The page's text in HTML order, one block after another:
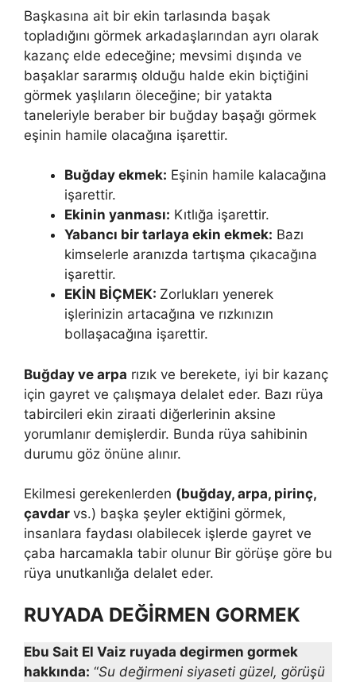
Başkasına ait bir ekin tarlasında başak
topladığını görmek arkadaşlarından ayrı olarak
kazanç elde edeceğine; mevsimi dışında ve
başaklar sararmış olduğu halde ekin biçtiğini
görmek yaşlıların öleceğine; bir yatakta
taneleriyle beraber bir buğday başağı gör­mek
eşinin hamile olacağına işarettir.
Buğday ekmek: Eşinin hamile kalacağına
işarettir.
Ekinin yanması: Kıtlığa işarettir.
Yabancı bir tarlaya ekin ekmek: Bazı
kimselerle aranızda tartışma çıkacağına
işarettir.
EKİN BİÇMEK: Zorlukları yenerek
işlerinizin artacağına ve rızkınızın
bollaşacağına işarettir.
Buğday ve arpa rızık ve berekete, iyi bir kazanç
için gayret ve çalışmaya delalet eder. Bazı rü­ya
tabircileri ekin ziraati diğerlerinin aksine
yorumlanır demişlerdir. Bunda rüya sahibinin
durumu göz önüne alınır.
Ekilmesi gerekenlerden (buğday, arpa, pirinç,
çavdar vs.) başka şey­ler ektiğini görmek,
insanlara faydası olabilecek işlerde gayret ve
çaba harcamakla tabir olunur Bir görüşe göre bu
rüya unutkanlığa delalet eder.
RUYADA DEĞİRMEN GORMEK
Ebu Sait El Vaiz ruyada degirmen gormek
hakkında: “Su değirmeni siyaseti güzel, görüşü